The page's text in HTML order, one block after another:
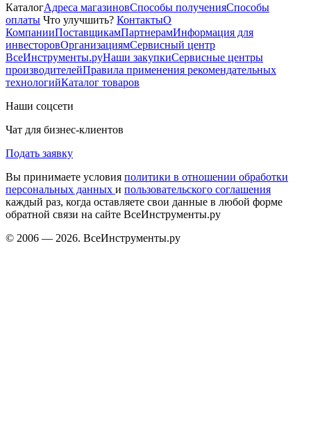
КаталогАдреса магазиновСпособы полученияСпособы
оплаты Что улучшить? КонтактыО
КомпанииПоставщикамПартнерамИнформация для
инвесторовОрганизациямСервисный центр
ВсеИнструменты.руНаши закупкиСервисные центры
производителейПравила применения рекомендательных
технологийКаталог товаров
Наши соцсети
Чат для бизнес-клиентов
Подать заявку
Вы принимаете условия политики в отношении обработки
персональных данных и пользовательского соглашения
каждый раз, когда оставляете свои данные в любой форме
обратной связи на сайте ВсеИнструменты.ру
© 2006 — 2026. ВсеИнструменты.ру